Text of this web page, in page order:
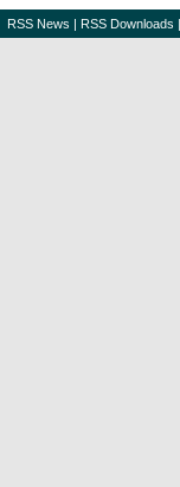
RSS News | RSS Downloads |